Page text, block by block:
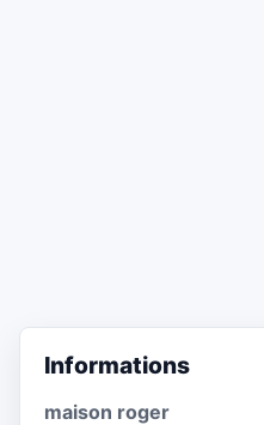
Informations
maison roger